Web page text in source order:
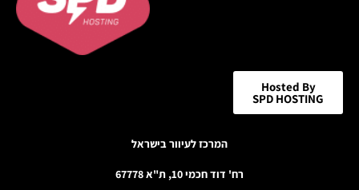
Hosted By
SPD HOSTING
המרכז לעיוור בישראל
רח' דוד חכמי 10, ת"א 67778